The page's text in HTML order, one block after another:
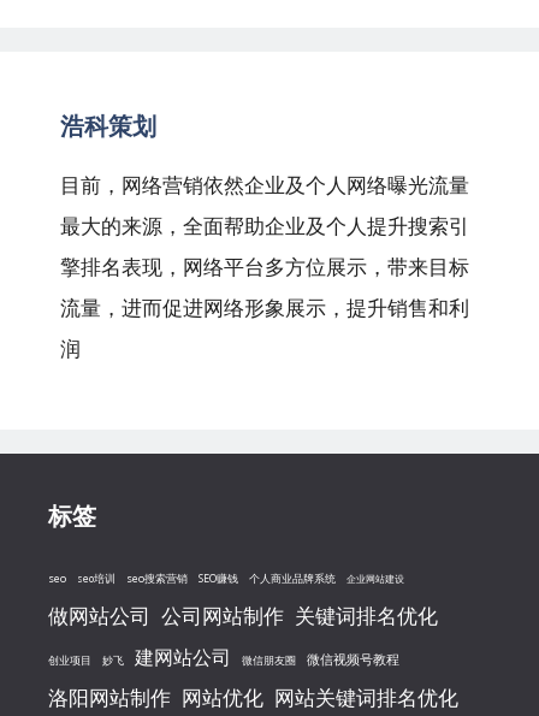
浩科策划
目前，网络营销依然企业及个人网络曝光流量
最大的来源，全面帮助企业及个人提升搜索引
擎排名表现，网络平台多方位展示，带来目标
流量，进而促进网络形象展示，提升销售和利
润
标签
seo seo培训 seo搜索营销 SEO赚钱 个人商业品牌系统 企业网站建设
做网站公司 公司网站制作 关键词排名优化
创业项目 妙飞 建网站公司 微信朋友圈 微信视频号教程
洛阳网站制作 网站优化 网站关键词排名优化